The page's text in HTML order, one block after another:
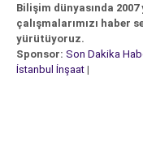
Bilişim dünyasında
çalışmalarımızı haber
yürütüyoruz.
Sponsor: Son Dakika
İstanbul İnşaat |